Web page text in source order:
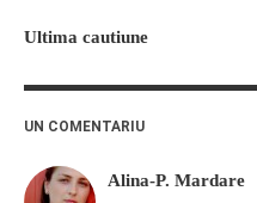
book for you. Take the
own acrostics and describing
famous movies by using the
Ultima cautiune
UN COMENTARIU
Alina-P. Mardare